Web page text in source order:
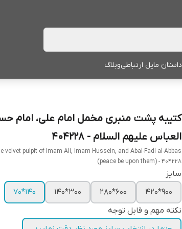
داستان ماپل ارتباطیوبلاگ
کتیبه پشت منبری مخمل امام علی، امام
العباس علیهم السلام - 404228
velvet pulpit of Imam Ali, Imam Hussein, and Abal-Fadl al-Abbas
(peace be upon them) - 404228
سایز
900*420
600*280
300*140
140*70
نکته مهم و قابل توجه